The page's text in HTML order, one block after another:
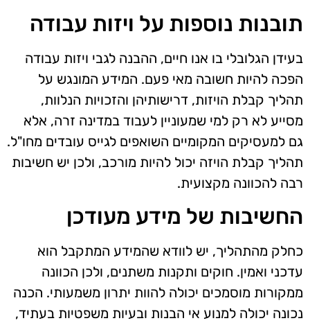
תובנות נוספות על ויזות עבודה
בעידן הגלובלי בו אנו חיים, ההבנה לגבי ויזות עבודה
הפכה להיות חשובה מאי פעם. המידע המונגש על
תהליך קבלת הויזות, דרישותיהן והזכויות הנלוות,
מסייע לא רק למי שמעוניין לעבוד במדינה זרה, אלא
גם למעסיקים המקומיים השואפים לגייס עובדים מחו"ל.
תהליך קבלת הויזה יכול להיות מורכב, ולכן יש חשיבות
רבה להכוונה מקצועית.
החשיבות של מידע מעודכן
כחלק מהתהליך, יש לוודא שהמידע המתקבל הוא
עדכני ואמין. חוקים ותקנות משתנים, ולכן הכוונה
ממקורות מוסמכים יכולה להוות יתרון משמעותי. הכנה
נכונה יכולה למנוע אי הבנות ובעיות משפטיות בעתיד,